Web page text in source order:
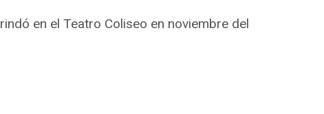
en el Teatro Coliseo en noviembre del